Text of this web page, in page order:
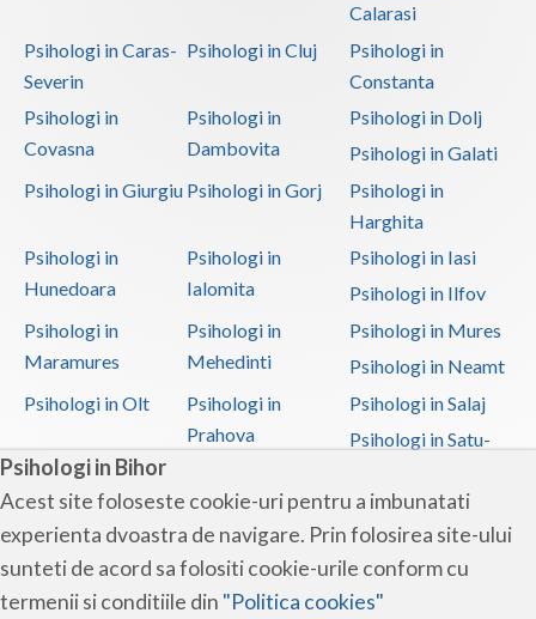
Psihologi in Bihor
Acest site foloseste cookie-uri pentru a imbunatati
experienta dvoastra de navigare. Prin folosirea site-ului
sunteti de acord sa folositi cookie-urile conform cu
termenii si conditiile din "Politica cookies"
Calarasi
Psihologi in Caras-
Severin
Psihologi in Cluj
Psihologi in
Constanta
Psihologi in
Covasna
Psihologi in
Dambovita
Psihologi in Dolj
Psihologi in Galati
Psihologi in Giurgiu Psihologi in Gorj
Psihologi in
Harghita
Psihologi in
Hunedoara
Psihologi in
Ialomita
Psihologi in Iasi
Psihologi in Ilfov
Psihologi in
Maramures
Psihologi in
Mehedinti
Psihologi in Mures
Psihologi in Neamt
Psihologi in Olt
Psihologi in
Prahova
Psihologi in Salaj
Psihologi in Satu-
Psihologi in Sibiu
Psihologi in
Suceava
Psihologi in
Teleorman
Psihologi in Timis
Psihologi in Tulcea Psihologi in Valcea
Psihologi in Vaslui
Psihologi in